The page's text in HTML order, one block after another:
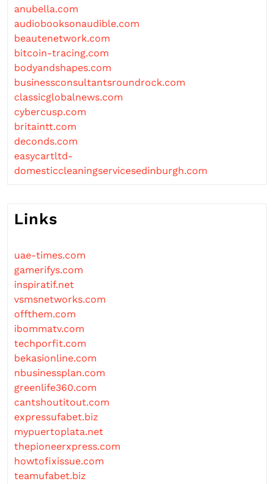
anubella.com
audiobooksonaudible.com
beautenetwork.com
bitcoin-tracing.com
bodyandshapes.com
businessconsultantsroundrock.com
classicglobalnews.com
cybercusp.com
britaintt.com
deconds.com
easycartltd-
domesticcleaningservicesedinburgh.com
Links
uae-times.com
gamerifys.com
inspiratif.net
vsmsnetworks.com
offthem.com
ibommatv.com
techporfit.com
bekasionline.com
nbusinessplan.com
greenlife360.com
cantshoutitout.com
expressufabet.biz
mypuertoplata.net
thepioneerxpress.com
howtofixissue.com
teamufabet.biz